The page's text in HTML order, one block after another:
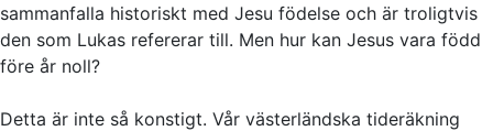
sammanfalla historiskt med Jesu födelse och är troligtvis
den som Lukas refererar till. Men hur kan Jesus vara född
före år noll?
Detta är inte så konstigt. Vår västerländska tideräkning